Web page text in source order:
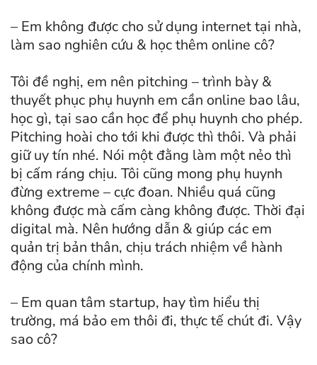
– Em không được cho sử dụng internet tại nhà,
làm sao nghiên cứu & học thêm online cô?
Tôi đề nghị, em nên pitching – trình bày &
thuyết phục phụ huynh em cần online bao lâu,
học gì, tại sao cần học để phụ huynh cho phép.
Pitching hoài cho tới khi được thì thôi. Và phải
giữ uy tín nhé. Nói một đằng làm một nẻo thì
bị cấm ráng chịu. Tôi cũng mong phụ huynh
đừng extreme – cực đoan. Nhiều quá cũng
không được mà cấm càng không được. Thời đại
digital mà. Nên hướng dẫn & giúp các em
quản trị bản thân, chịu trách nhiệm về hành
động của chính mình.
– Em quan tâm startup, hay tìm hiểu thị
trường, má bảo em thôi đi, thực tế chút đi. Vậy
sao cô?